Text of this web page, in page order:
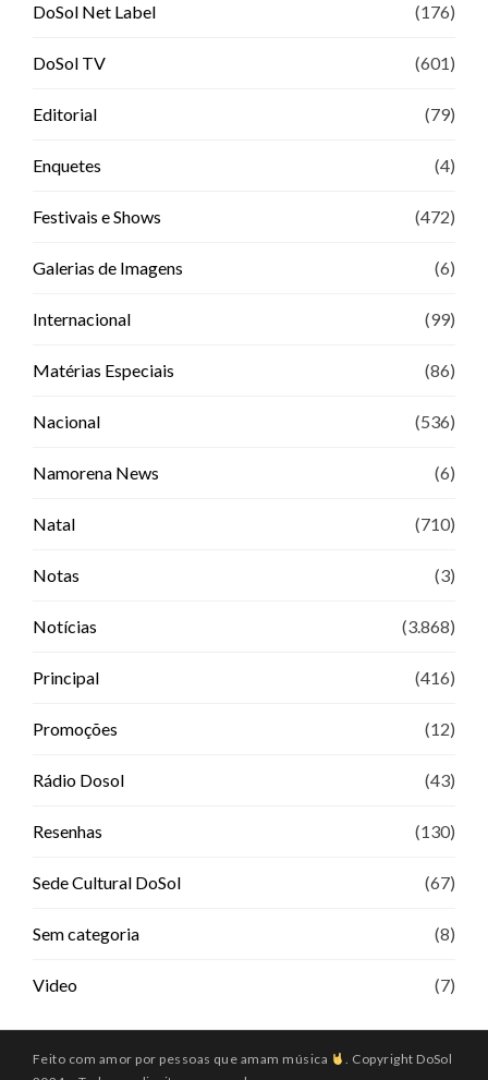
DoSol Net Label (176)
DoSol TV (601)
Editorial (79)
Enquetes (4)
Festivais e Shows (472)
Galerias de Imagens (6)
Internacional (99)
Matérias Especiais (86)
Nacional (536)
Namorena News (6)
Natal (710)
Notas (3)
Notícias (3.868)
Principal (416)
Promoções (12)
Rádio Dosol (43)
Resenhas (130)
Sede Cultural DoSol (67)
Sem categoria (8)
Video (7)
Feito com amor por pessoas que amam música
. Copyright DoSol